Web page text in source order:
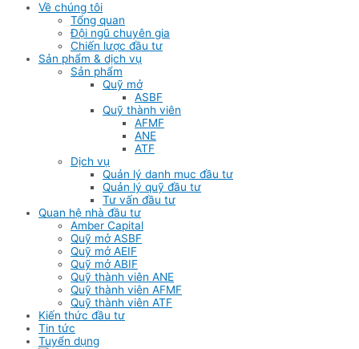
Về chúng tôi
Tổng quan
Đội ngũ chuyên gia
Chiến lược đầu tư
Sản phẩm & dịch vụ
Sản phẩm
Quỹ mở
ASBF
Quỹ thành viên
AFMF
ANE
ATF
Dịch vụ
Quản lý danh mục đầu tư
Quản lý quỹ đầu tư
Tư vấn đầu tư
Quan hệ nhà đầu tư
Amber Capital
Quỹ mở ASBF
Quỹ mở AEIF
Quỹ mở ABIF
Quỹ thành viên ANE
Quỹ thành viên AFMF
Quỹ thành viên ATF
Kiến thức đầu tư
Tin tức
Tuyển dụng